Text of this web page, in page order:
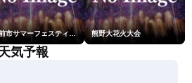
越前市サマーフェスティバル花火大会 熊野大花火大会
気予報